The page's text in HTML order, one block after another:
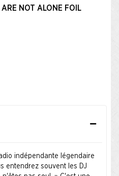
NOT ALONE FOIL
indépendante légendaire
entendrez souvent les DJ